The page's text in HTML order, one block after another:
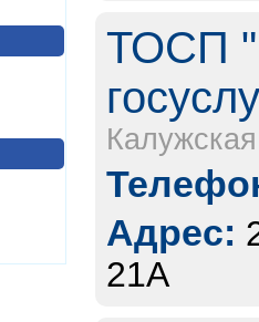
ТОСП
Адрес:
21А